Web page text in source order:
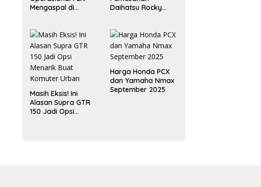
Mengaspal di
Emission
Daihatsu Rocky
Dua Bulan
Masih Eksis! Ini
Alasan Supra GTR
150 Jadi Opsi
Harga Honda PCX
dan Yamaha Nmax
September 2025